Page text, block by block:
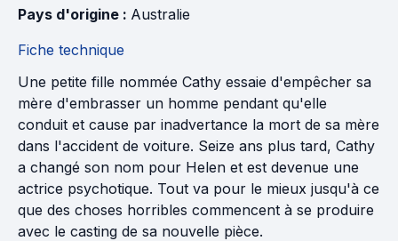
Pays d'origine : Australie
Fiche technique
Une petite fille nommée Cathy essaie d'empêcher sa
mère d'embrasser un homme pendant qu'elle
conduit et cause par inadvertance la mort de sa mère
dans l'accident de voiture. Seize ans plus tard, Cathy
a changé son nom pour Helen et est devenue une
actrice psychotique. Tout va pour le mieux jusqu'à ce
que des choses horribles commencent à se produire
avec le casting de sa nouvelle pièce.